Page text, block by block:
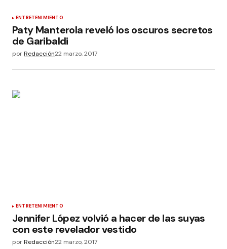
ENTRETENIMIENTO
Paty Manterola reveló los oscuros secretos
de Garibaldi
porRedacción22 marzo, 2017
ENTRETENIMIENTO
Jennifer López volvió a hacer de las suyas
con este revelador vestido
porRedacción22 marzo, 2017